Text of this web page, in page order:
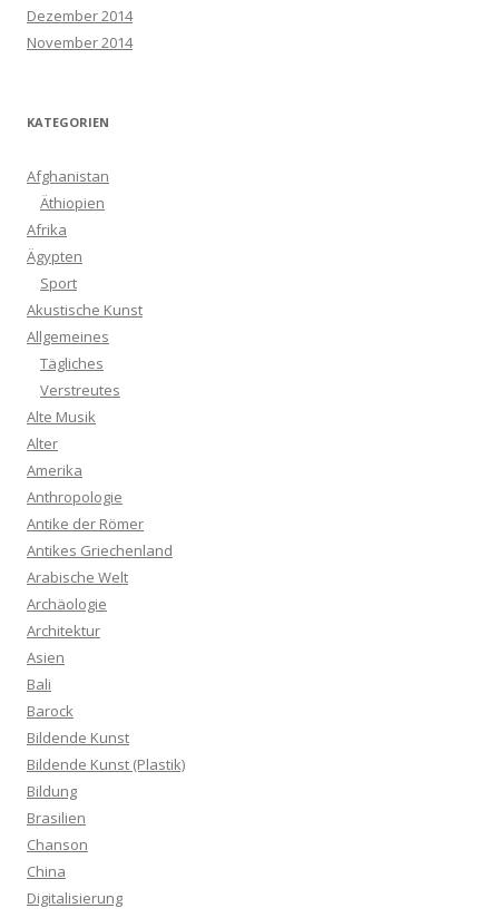
Dezember 2014
November 2014
KATEGORIEN
Afghanistan
Äthiopien
Afrika
Ägypten
Sport
Akustische Kunst
Allgemeines
Tägliches
Verstreutes
Alte Musik
Alter
Amerika
Anthropologie
Antike der Römer
Antikes Griechenland
Arabische Welt
Archäologie
Architektur
Asien
Bali
Barock
Bildende Kunst
Bildende Kunst (Plastik)
Bildung
Brasilien
Chanson
China
Digitalisierung